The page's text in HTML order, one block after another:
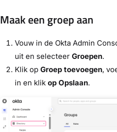
Maak een groep aan
Vouw in de Okta Admin
uit en selecteer Groepen.
Klik op Groep toevoegen,
in en klik op Opslaan.